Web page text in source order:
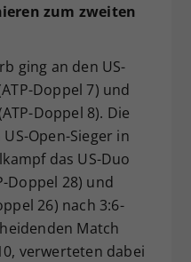
zum zweiten
ging an den US-
Doppel 7) und
Doppel 8). Die
Open-Sieger in
das US-Duo
Doppel 28) und
26) nach 3:6-
Match
verwerteten dabei